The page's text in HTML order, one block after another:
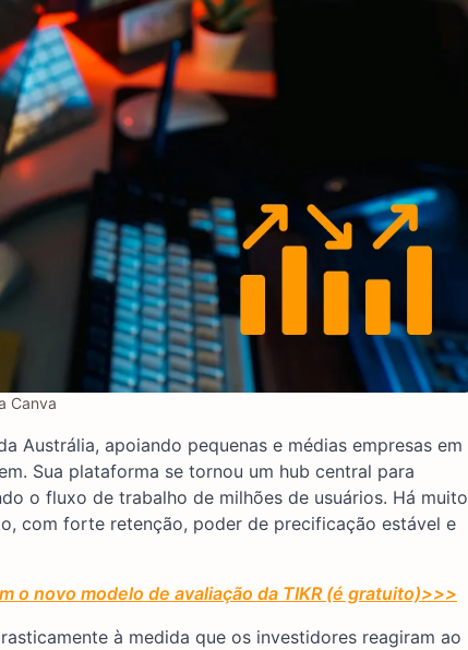
Canva
Austrália, apoiando pequenas e médias empresas em
Sua plataforma se tornou um hub central para
o fluxo de trabalho de milhões de usuários. Há muito
com forte retenção, poder de precificação estável e
o novo modelo de avaliação da TIKR (é gratuito)>>>
à medida que os investidores reagiram ao